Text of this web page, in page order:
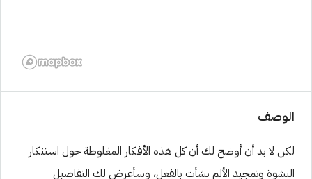
الوصف
لكن لا بد أن أوضح لك أن كل هذه الأفكار المغلوطة حول استنكار
النشوة وتمجيد الألم نشأت بالفعل، وسأعرض لك التفاصيل